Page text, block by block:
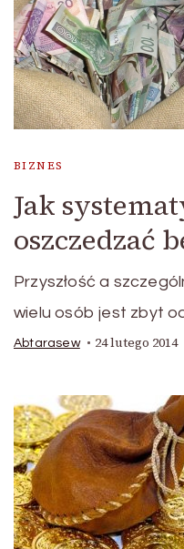
BIZNES
Jak
oszczedzać
Przyszłość a
wielu osób jest zbyt
Abtarasew 24 lutego 2014